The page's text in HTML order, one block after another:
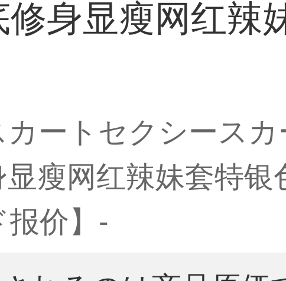
身显瘦网红辣
ートセクシース
瘦网红辣妹套特
价】-